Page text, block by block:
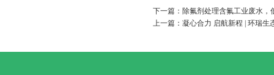
下一篇： 除氟剂处理含氟工业废水，
上一篇： 凝心合力 启航新程 | 环瑞生